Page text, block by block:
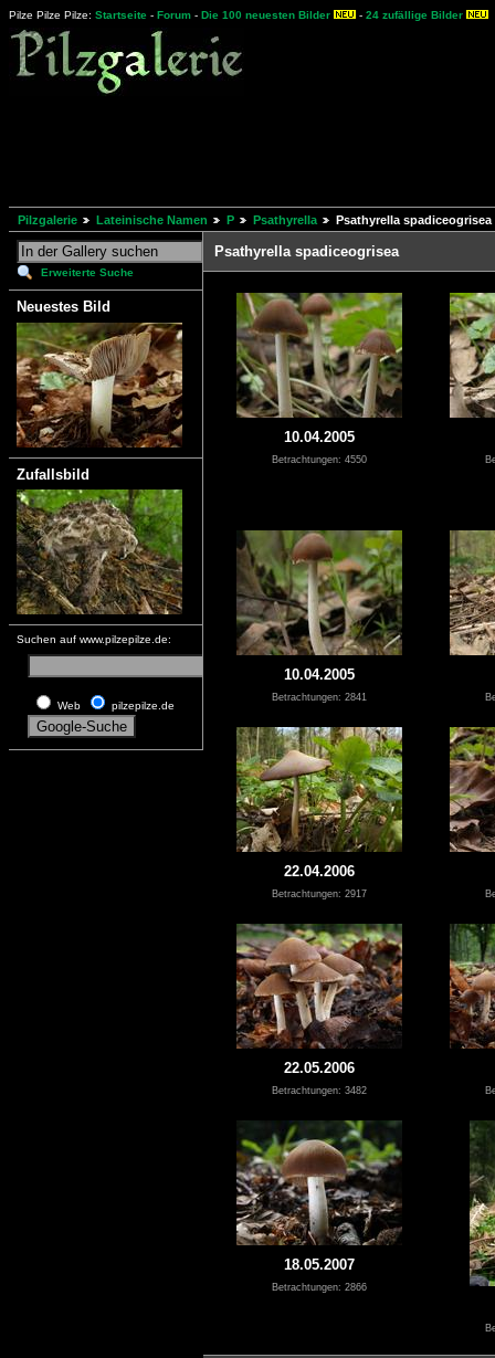
Pilze Pilze Pilze: Startseite - Forum - Die 100 neuesten Bilder - 24 zufällige Bilder
Pilzgalerie Lateinische Namen P Psathyrella Psathyrella spadiceogrisea
Erweiterte Suche
Neuestes Bild
Zufallsbild
Suchen auf www.pilzepilze.de:
Web pilzepilze.de
Psathyrella spadiceogrisea
10.04.2005
Betrachtungen: 4550
10.04.2005
Betrachtungen: 2841
22.04.2006
Betrachtungen: 2917
22.05.2006
Betrachtungen: 3482
18.05.2007
Betrachtungen: 2866